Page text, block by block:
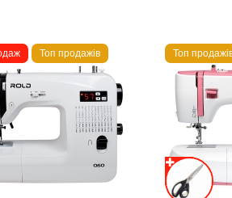
Топ продажів Топ